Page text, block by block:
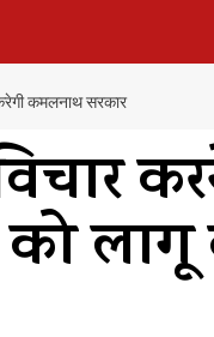
कमलनाथ सरकार
लागू